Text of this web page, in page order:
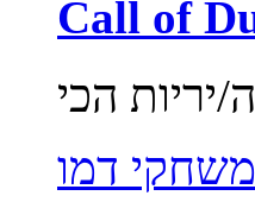
משחקי דמו